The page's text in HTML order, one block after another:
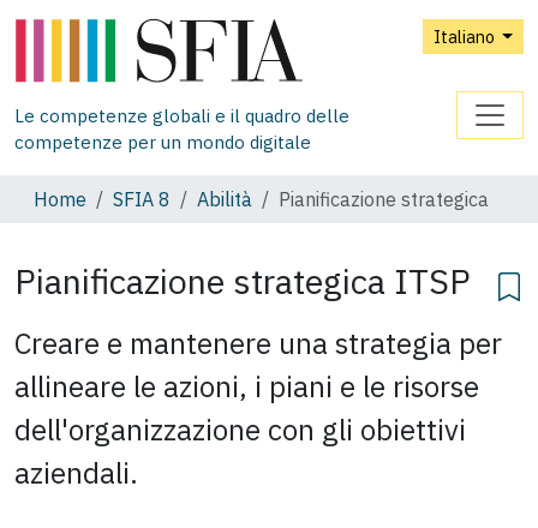
Italiano
Le competenze globali e il quadro delle
competenze per un mondo digitale
Home SFIA 8 Abilità Pianificazione strategica
Pianificazione strategica ITSP
Creare e mantenere una strategia per
allineare le azioni, i piani e le risorse
dell'organizzazione con gli obiettivi
aziendali.